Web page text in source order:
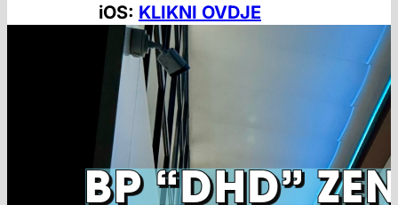
iOS: KLIKNI OVDJE